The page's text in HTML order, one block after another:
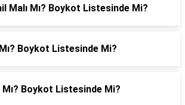
Malı Mı? Boykot Listesinde Mi?
Boykot Listesinde Mi?
Mı? Boykot Listesinde Mi?